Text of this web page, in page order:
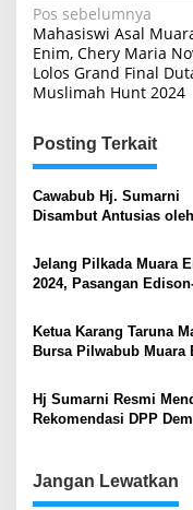
Navigasi
pos
Pos sebelumnya
Mahasiswi Asal
Enim, Chery Maria
Lolos Grand Final
Muslimah Hunt 2024
Posting Terkait
Cawabub Hj. Sumarni
Disambut Antusias oleh
Jumenang, Kecamatan
Rambang Niru
Jelang Pilkada Muara
2024, Pasangan
Kesehatan di RSUP Dr
Husin Palembang
Ketua Karang Taruna
Bursa Pilwabub Muara
Hj Sumarni Resmi
Rekomendasi DPP
Jangan Lewatkan